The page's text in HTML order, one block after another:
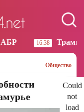
США больше не
Общество
Could
not
load